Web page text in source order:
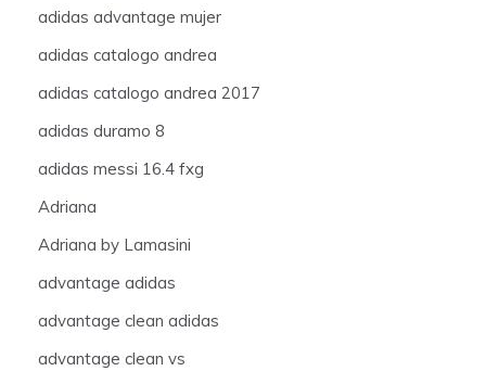
adidas advantage mujer
adidas catalogo andrea
adidas catalogo andrea 2017
adidas duramo 8
adidas messi 16.4 fxg
Adriana
Adriana by Lamasini
advantage adidas
advantage clean adidas
advantage clean vs